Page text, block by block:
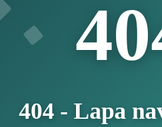
40
404 - Lapa